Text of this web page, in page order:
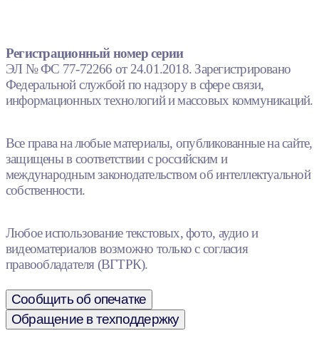
Регистрационный номер серии
ЭЛ № ФС 77-72266 от 24.01.2018. Зарегистрировано
Федеральной службой по надзору в сфере связи,
информационных технологий и массовых коммуникаций.
Все права на любые материалы, опубликованные на сайте,
защищены в соответствии с российским и
международным законодательством об интеллектуальной
собственности.
Любое использование текстовых, фото, аудио и
видеоматериалов возможно только с согласия
правообладателя (ВГТРК).
Сообщить об опечатке
Обращение в техподдержку